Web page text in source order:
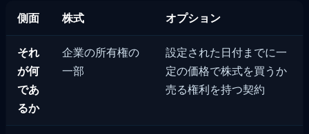
側面 株式 オプション
それ
が何
であ
るか
企業の所有権の
一部
設定された日付までに一
定の価格で株式を買うか
売る権利を持つ契約